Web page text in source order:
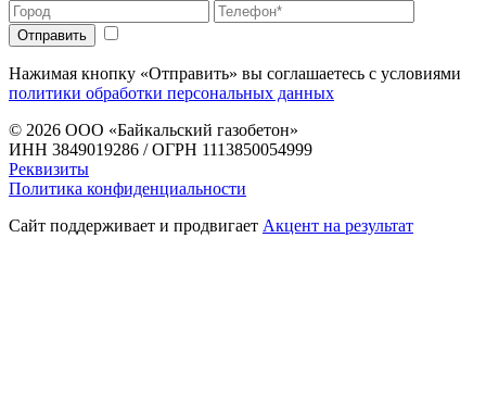
Нажимая кнопку «Отправить» вы соглашаетесь с условиями
политики обработки персональных данных
© 2026 ООО «Байкальский газобетон»
ИНН 3849019286 / ОГРН 1113850054999
Реквизиты
Политика конфиденциальности
Сайт поддерживает и продвигает Акцент на результат